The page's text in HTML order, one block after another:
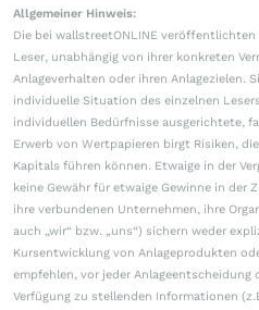
Allgemeiner Hinweis:
Die bei wallstreetONLINE
Leser, unabhängig von ihrer konkreten
Anlageverhalten oder ihren Anlagezielen.
individuelle Situation des einzelnen
individuellen Bedürfnisse ausgerichtete,
Erwerb von Wertpapieren birgt Risiken,
Kapitals führen können. Etwaige in der
keine Gewähr für etwaige Gewinne in der
ihre verbundenen Unternehmen, ihre
auch „wir“ bzw. „uns“) sichern weder
Kursentwicklung von Anlageprodukten
empfehlen, vor jeder
Verfügung zu stellenden Informationen